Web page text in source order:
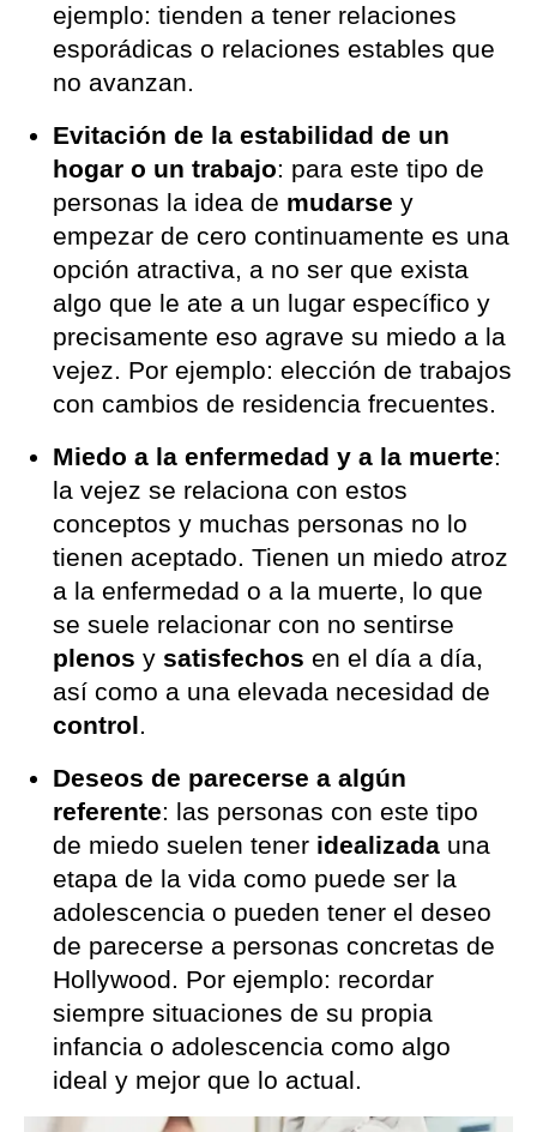
ejemplo: tienden a tener relaciones
esporádicas o relaciones estables que
no avanzan.
Evitación de la estabilidad de un
hogar o un trabajo: para este tipo de
personas la idea de mudarsey
empezar de cero continuamente es una
opción atractiva, a no ser que exista
algo que le ate a un lugar específico y
precisamente eso agrave su miedo a la
vejez. Por ejemplo: elección de trabajos
con cambios de residencia frecuentes.
Miedo a la enfermedad y a la muerte:
la vejez se relaciona con estos
conceptos y muchas personas no lo
tienen aceptado. Tienen un miedo atroz
a la enfermedad o a la muerte, lo que
se suele relacionar con no sentirse
plenosy satisfechosen el día a día,
así como a una elevada necesidad de
control.
Deseos de parecerse a algún
referente: las personas con este tipo
de miedo suelen tener idealizada una
etapa de la vida como puede ser la
adolescencia o pueden tener el deseo
de parecerse a personas concretas de
Hollywood. Por ejemplo: recordar
siempre situaciones de su propia
infancia o adolescencia como algo
ideal y mejor que lo actual.